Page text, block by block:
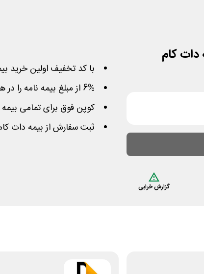
گزارش خرابی
با کد تخفیف اولین خرید
6% از مبلغ بیمه نامه را در هر موردی را بدون سقف هدیه بگیرید
کوپن فوق برای تمامی
ثبت سفارش از بیمه دات